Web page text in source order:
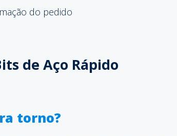
do pedido
de Aço Rápido
torno?